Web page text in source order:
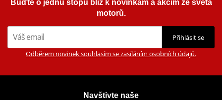
Zobrazit všechny produkty
Buďte o jednu stopu blíž k novinkám a akcím ze světa
motorů.
Přihlásit se
Odběrem novinek souhlasím se zasíláním osobních údajů.
Navštivte naše